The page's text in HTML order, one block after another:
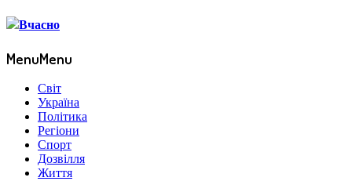
MenuMenu
Світ
Україна
Політика
Регіони
Спорт
Дозвілля
Життя